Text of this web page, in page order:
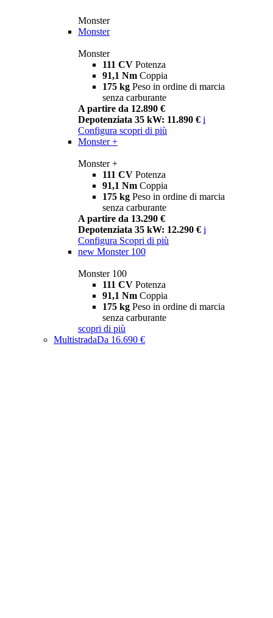
Monster
Monster
Monster
111 CV Potenza
91,1 Nm Coppia
175 kg Peso in ordine di marcia
senza carburante
A partire da 12.890 €
Depotenziata 35 kW: 11.890 € i
Configura scopri di più
Monster +
Monster +
111 CV Potenza
91,1 Nm Coppia
175 kg Peso in ordine di marcia
senza carburante
A partire da 13.290 €
Depotenziata 35 kW: 12.290 € i
Configura Scopri di più
new Monster 100
Monster 100
111 CV Potenza
91,1 Nm Coppia
175 kg Peso in ordine di marcia
senza carburante
scopri di più
MultistradaDa 16.690 €